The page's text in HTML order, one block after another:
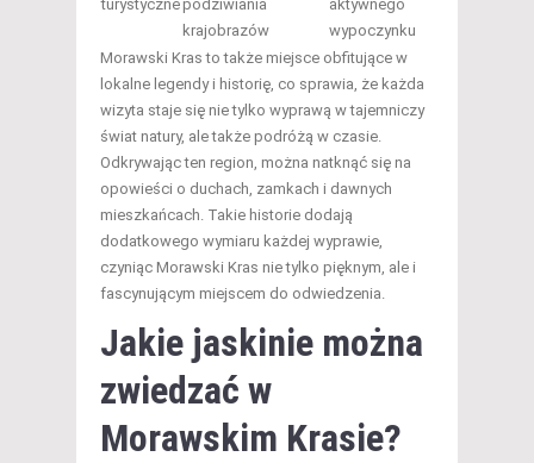
turystycznepodziwiania
krajobrazów
aktywnego
wypoczynku
Morawski Kras to także miejsce obfitujące w
lokalne legendy i historię, co sprawia, że każda
wizyta staje się nie tylko wyprawą w tajemniczy
świat natury, ale także podróżą w czasie.
Odkrywając ten region, można natknąć się na
opowieści o duchach, zamkach i dawnych
mieszkańcach. Takie historie dodają
dodatkowego wymiaru każdej wyprawie,
czyniąc Morawski Kras nie tylko pięknym, ale i
fascynującym miejscem do odwiedzenia.
Jakie jaskinie można
zwiedzać w
Morawskim Krasie?